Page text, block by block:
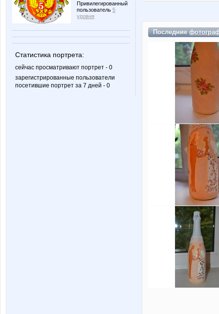
Привилегированный
пользователь 5
уровня
Статистика портрета:
сейчас просматривают портрет - 0
зарегистрированные пользователи
посетившие портрет за 7 дней - 0
Последние